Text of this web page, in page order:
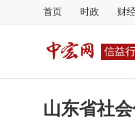
首页 时政 财
信益
山东省社